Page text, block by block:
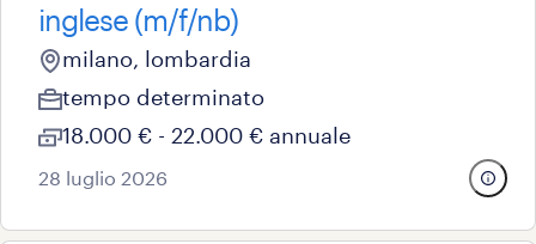
inglese (m/f/nb)
milano, lombardia
tempo determinato
18.000 € - 22.000 € annuale
28 luglio 2026